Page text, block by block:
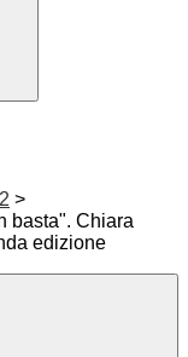
>
basta". Chiara
edizione